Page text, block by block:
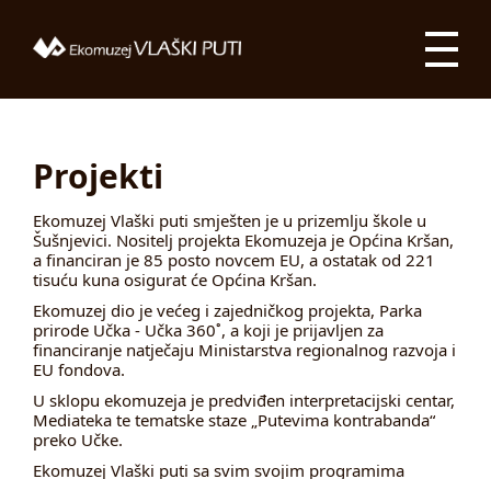
Projekti
Ekomuzej Vlaški puti smješten je u prizemlju škole u
Šušnjevici. Nositelj projekta Ekomuzeja je Općina Kršan,
a financiran je 85 posto novcem EU, a ostatak od 221
tisuću kuna osigurat će Općina Kršan.
Ekomuzej dio je većeg i zajedničkog projekta, Parka
prirode Učka - Učka 360˚, a koji je prijavljen za
financiranje natječaju Ministarstva regionalnog razvoja i
EU fondova.
U sklopu ekomuzeja je predviđen interpretacijski centar,
Mediateka te tematske staze „Putevima kontrabanda“
preko Učke.
Ekomuzej Vlaški puti sa svim svojim programima